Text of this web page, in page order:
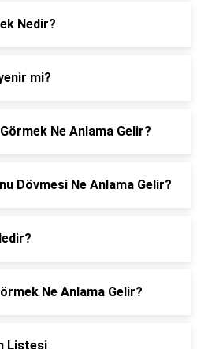
Nedir?
mi?
Ne Anlama Gelir?
Dövmesi Ne Anlama Gelir?
Ne Anlama Gelir?
Listesi